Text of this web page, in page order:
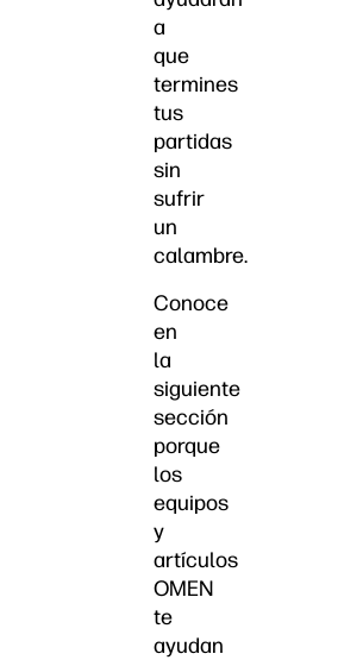
a
que
termines
tus
partidas
sin
sufrir
un
calambre.
Conoce
en
la
siguiente
sección
porque
los
equipos
y
artículos
OMEN
te
ayudan